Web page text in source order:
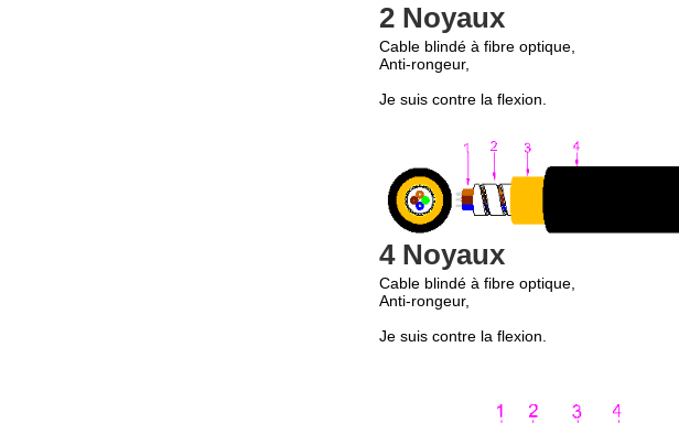
2 Noyaux
Cable blindé à fibre optique,
Anti-rongeur,
Je suis contre la flexion.
4 Noyaux
Cable blindé à fibre optique,
Anti-rongeur,
Je suis contre la flexion.